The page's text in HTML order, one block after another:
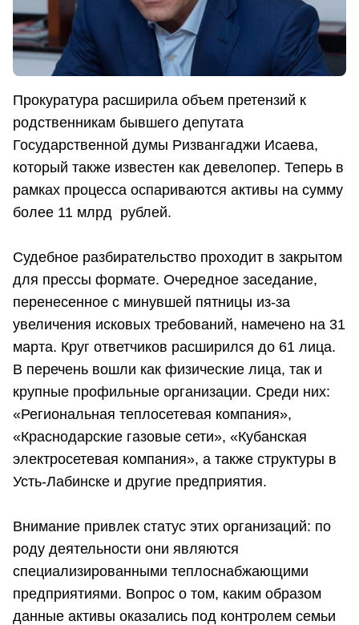
Прокуратура расширила объем претензий к
родственникам бывшего депутата
Государственной думы Ризвангаджи Исаева,
который также известен как девелопер. Теперь в
рамках процесса оспариваются активы на сумму
более 11 млрд рублей.
Судебное разбирательство проходит в закрытом
для прессы формате. Очередное заседание,
перенесенное с минувшей пятницы из-за
увеличения исковых требований, намечено на 31
марта. Круг ответчиков расширился до 61 лица.
В перечень вошли как физические лица, так и
крупные профильные организации. Среди них:
«Региональная теплосетевая компания»,
«Краснодарские газовые сети», «Кубанская
электросетевая компания», а также структуры в
Усть-Лабинске и другие предприятия.
Внимание привлек статус этих организаций: по
роду деятельности они являются
специализированными теплоснабжающими
предприятиями. Вопрос о том, каким образом
данные активы оказались под контролем семьи